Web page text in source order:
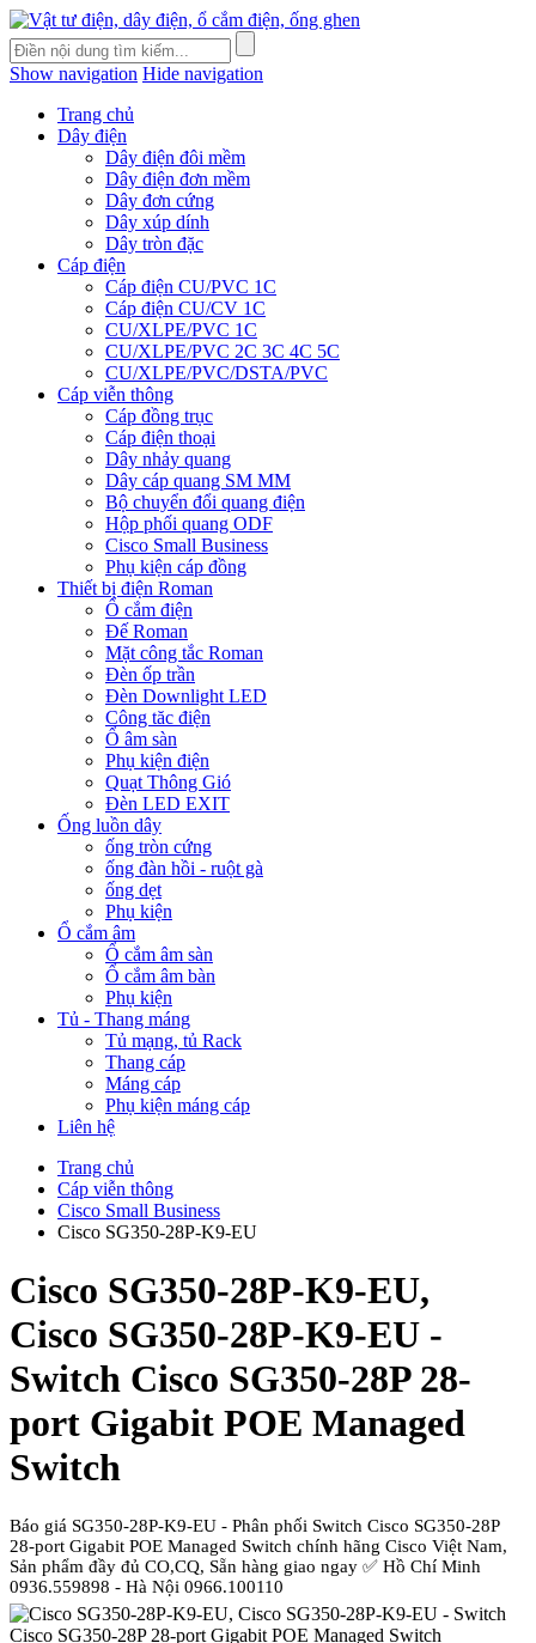
Show navigation Hide navigation
Trang chủ
Dây điện
Dây điện đôi mềm
Dây điện đơn mềm
Dây đơn cứng
Dây xúp dính
Dây tròn đặc
Cáp điện
Cáp điện CU/PVC 1C
Cáp điện CU/CV 1C
CU/XLPE/PVC 1C
CU/XLPE/PVC 2C 3C 4C 5C
CU/XLPE/PVC/DSTA/PVC
Cáp viễn thông
Cáp đồng trục
Cáp điện thoại
Dây nhảy quang
Dây cáp quang SM MM
Bộ chuyển đổi quang điện
Hộp phối quang ODF
Cisco Small Business
Phụ kiện cáp đồng
Thiết bị điện Roman
Ổ cắm điện
Đế Roman
Mặt công tắc Roman
Đèn ốp trần
Đèn Downlight LED
Công tăc điện
Ổ âm sàn
Phụ kiện điện
Quạt Thông Gió
Đèn LED EXIT
Ống luồn dây
ống tròn cứng
ống đàn hồi - ruột gà
ống dẹt
Phụ kiện
Ổ cắm âm
Ổ cắm âm sàn
Ổ cắm âm bàn
Phụ kiện
Tủ - Thang máng
Tủ mạng, tủ Rack
Thang cáp
Máng cáp
Phụ kiện máng cáp
Liên hệ
Trang chủ
Cáp viễn thông
Cisco Small Business
Cisco SG350-28P-K9-EU
Cisco SG350-28P-K9-EU,
Cisco SG350-28P-K9-EU -
Switch Cisco SG350-28P 28-
port Gigabit POE Managed
Switch
Báo giá SG350-28P-K9-EU - Phân phối Switch Cisco SG350-28P
28-port Gigabit POE Managed Switch chính hãng Cisco Việt Nam,
Sản phẩm đầy đủ CO,CQ, Sẵn hàng giao ngay ✅ Hồ Chí Minh
0936.559898 - Hà Nội 0966.100110